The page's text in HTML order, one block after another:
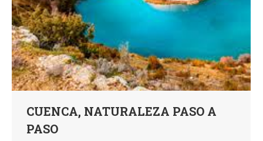
CUENCA, NATURALEZA PASO A
PASO